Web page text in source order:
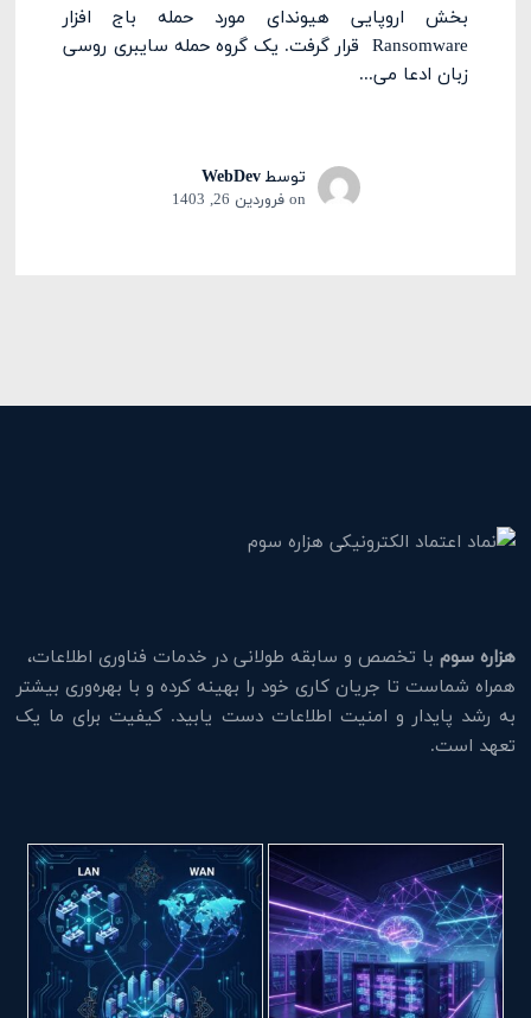
بخش اروپایی هیوندای مورد حمله باج افزار
Ransomware قرار گرفت. یک گروه حمله سایبری روسی
زبان ادعا می...
توسطWebDev
on فروردین 26, 1403
هزاره سوم با تخصص و سابقه طولانی در خدمات فناوری اطلاعات،
همراه شماست تا جریان کاری خود را بهینه کرده و با بهره‌وری بیشتر
به رشد پایدار و امنیت اطلاعات دست یابید. کیفیت برای ما یک
تعهد است.